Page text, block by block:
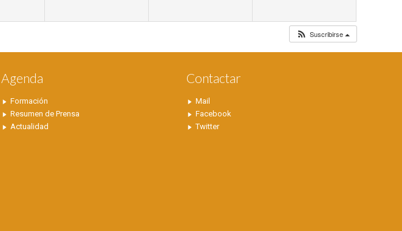
Suscribirse
Agenda
Formación
Resumen de Prensa
Actualidad
Contactar
Mail
Facebook
Twitter